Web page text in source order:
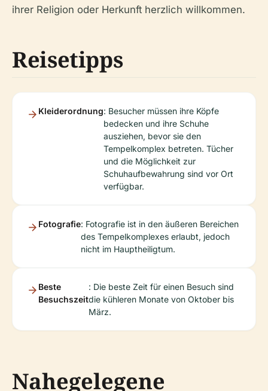
ihrer Religion oder Herkunft herzlich willkommen.
Reisetipps
Kleiderordnung: Besucher müssen ihre Köpfe
bedecken und ihre Schuhe
ausziehen, bevor sie den
Tempelkomplex betreten. Tücher
und die Möglichkeit zur
Schuhaufbewahrung sind vor Ort
verfügbar.
Fotografie: Fotografie ist in den äußeren Bereichen
des Tempelkomplexes erlaubt, jedoch
nicht im Hauptheiligtum.
Beste
Besuchszeit
: Die beste Zeit für einen Besuch sind
die kühleren Monate von Oktober bis
März.
Nahegelegene